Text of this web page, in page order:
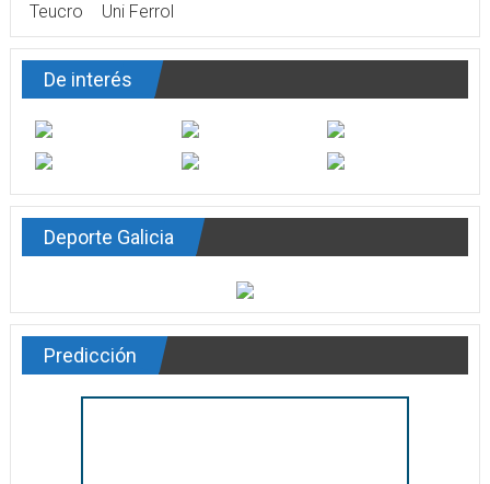
Teucro
Uni Ferrol
De interés
Deporte Galicia
Predicción